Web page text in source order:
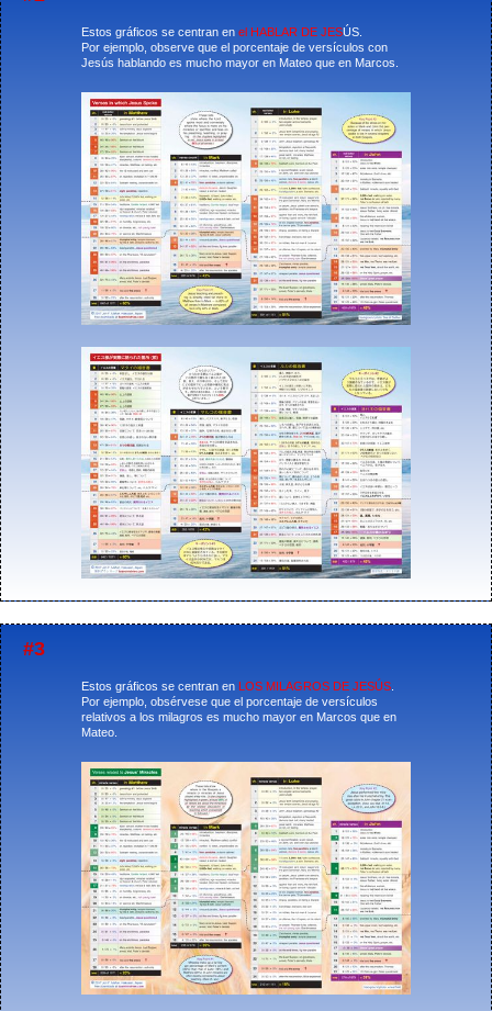
Estos gráficos se centran en el HABLAR DE JESÚS.
Por ejemplo, observe que el porcentaje de versículos con
Jesús hablando es mucho mayor en Mateo que en Marcos.
#3
Estos gráficos se centran en LOS MILAGROS DE JESÚS
Por ejemplo, obsérvese que el porcentaje de versículos
relativos a los milagros es mucho mayor en Marcos que en
Mateo.